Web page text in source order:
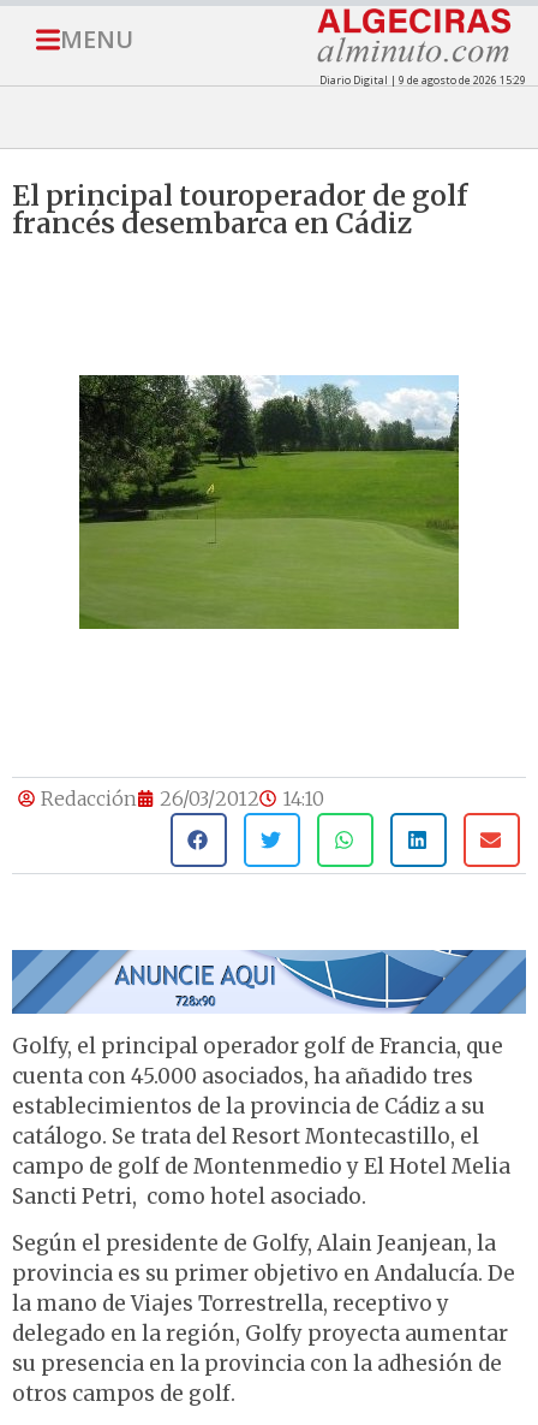
MENU
Diario Digital | 9 de agosto de 2026 15:29
El principal touroperador de golf
francés desembarca en Cádiz
Redacción 26/03/2012 14:10
Golfy, el principal operador golf de Francia, que
cuenta con 45.000 asociados, ha añadido tres
establecimientos de la provincia de Cádiz a su
catálogo. Se trata del Resort Montecastillo, el
campo de golf de Montenmedio y El Hotel Melia
Sancti Petri, como hotel asociado.
Según el presidente de Golfy, Alain Jeanjean, la
provincia es su primer objetivo en Andalucía. De
la mano de Viajes Torrestrella, receptivo y
delegado en la región, Golfy proyecta aumentar
su presencia en la provincia con la adhesión de
otros campos de golf.